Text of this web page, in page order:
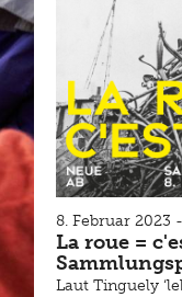
8. Februar 2023
La roue =
Laut Tinguely